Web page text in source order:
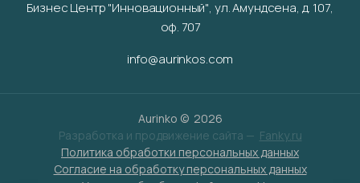
Бизнес Центр "Инновационный", ул. Амундсена, д. 107,
оф. 707
info@aurinkos.com
Aurinko © 2026
Разработка и продвижение сайта — Fanky.ru
Политика обработки персональных данных
Согласие на обработку персональных данных